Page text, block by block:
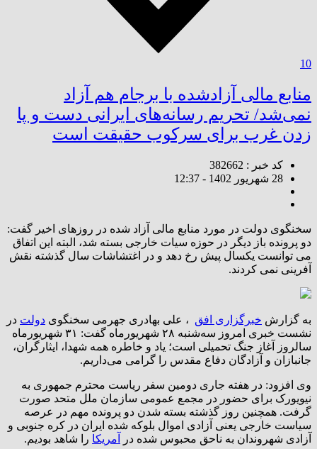
10
منابع مالی آزادشده با برجام هم آزاد
نمی‌شد/ تحریم رسانه‌های ایرانی دست و پا
زدن غرب برای سرکوب حقیقت است
کد خبر : 382662
28 شهریور 1402 - 12:37
سخنگوی دولت در مورد منابع مالی آزاد شده در روزهای اخیر گفت:
دو پرونده باز دیگر در حوزه سیات خارجی بسته شد، البته این اتفاق
می توانست یکسال پیش رخ دهد و در اغتشاشات سال گذشته نقش
آفرینی نمی کردند.
به گزارش خبرگزاری افق ، علی بهادری جهرمی سخنگوی دولت در
نشست خبری امروز سه‌شنبه ۲۸ شهریورماه گفت: ۳۱ شهریورماه
سالروز آغاز جنگ تحمیلی است؛ یاد و خاطره همه شهدا، ایثارگران،
جانبازان و آزادگان دفاع مقدس را گرامی می‌داریم.
وی افزود: در هفته جاری دومین سفر ریاست محترم جمهوری به
نیویورک برای حضور در مجمع عمومی سازمان ملل متحد صورت
گرفت. همچنین روز گذشته بسته شدن دو پرونده مهم در عرصه
سیاست خارجی یعنی آزادی اموال بلوکه شده ایران در کره جنوبی و
آزادی شهروندان به ناحق محبوس شده در
آمریکا را شاهد بودیم.